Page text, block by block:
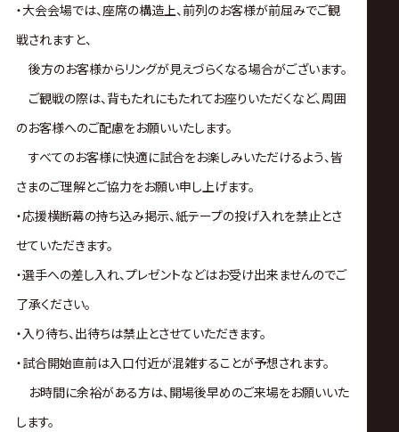
・大会会場では、座席の構造上、前列のお客様が前屈みでご観
戦されますと、
後方のお客様からリングが見えづらくなる場合がございます。
ご観戦の際は、背もたれにもたれてお座りいただくなど、周囲
のお客様へのご配慮をお願いいたします。
すべてのお客様に快適に試合をお楽しみいただけるよう、皆
さまのご理解とご協力をお願い申し上げます。
・応援横断幕の持ち込み掲示、紙テープの投げ入れを禁止とさ
せていただきます。
・選手への差し入れ、プレゼントなどはお受け出来ませんのでご
了承ください。
・入り待ち、出待ちは禁止とさせていただきます。
・試合開始直前は入口付近が混雑することが予想されます。
お時間に余裕がある方は、開場後早めのご来場をお願いいた
します。